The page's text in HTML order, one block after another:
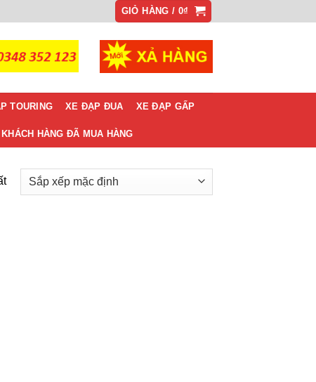
GIỎ HÀNG / 0₫
TOURING XE ĐẠP ĐUA XE ĐẠP GẤP
KHÁCH HÀNG ĐÃ MUA HÀNG